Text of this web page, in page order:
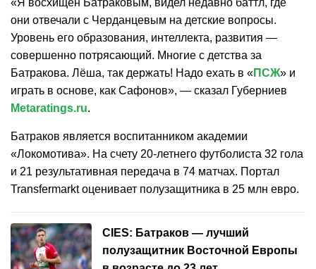
«Я восхищён Батраковым, видел недавно баттл, где
они отвечали с Черданцевым на детские вопросы.
Уровень его образования, интеллекта, развития —
совершенно потрясающий. Многие с детства за
Батракова. Лёша, так держать! Надо ехать в «ПСЖ» и
играть в основе, как Сафонов», — сказал Губерниев
Metaratings.ru.
Батраков является воспитанником академии
«Локомотива». На счету 20-летнего футболиста 32 гола
и 21 результативная передача в 74 матчах. Портал
Transfermarkt оценивает полузащитника в 25 млн евро.
CIES: Батраков — лучший
полузащитник Восточной Европы